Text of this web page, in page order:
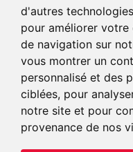
d'autres
pour améliorer votre
de navigation sur
vous montrer un
personnalisé et des
ciblées, pour
notre site et pour
provenance de nos
particulier pour la
carences ou d'améliorer des
l'aromathérapiesont souvent
sont bien conseillés.
les protéines et les produits de
de la gamme française
Eric Favre
sur le choix qualitatif des
aux besoins de chaque sportif.
pour une hydratation maximale.
dans le